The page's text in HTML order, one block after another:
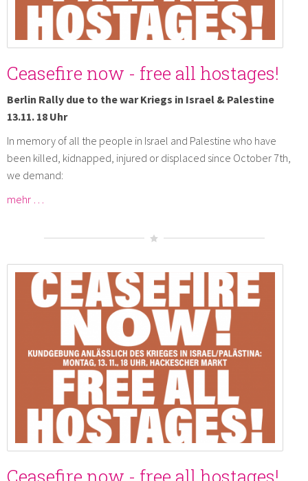
Ceasefire now - free all hostages!
Berlin Rally due to the war Kriegs in Israel & Palestine
13.11. 18 Uhr
In memory of all the people in Israel and Palestine who have
been killed, kidnapped, injured or displaced since October 7th,
we demand:
mehr …
Ceasefire now - free all hostages!